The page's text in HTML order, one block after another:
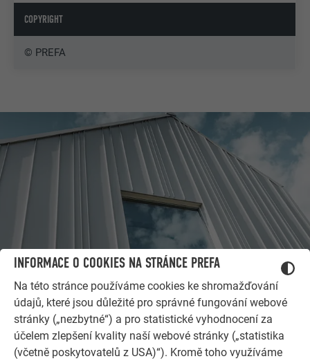
INFORMACE O COOKIES NA STRÁNCE PREFA
Na této stránce používáme cookies ke shromažďování
údajů, které jsou důležité pro správné fungování webové
stránky („nezbytné“) a pro statistické vyhodnocení za
účelem zlepšení kvality naší webové stránky („statistika
(včetně poskytovatelů z USA)“). Kromě toho využíváme
COPYRIGHT
© PREFA
NECHTE SE INSPIROVAT
DALŠÍ OBJEKTY
Referenční galerie PREFA ukazuje, jak všestranné může
být využití hliníku. Objevte další působivé projekty s